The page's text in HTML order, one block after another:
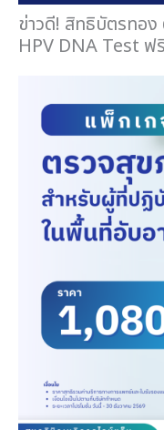
ข่าวดี! สิทธิบัตรทอ
HPV DNA Test ฟ